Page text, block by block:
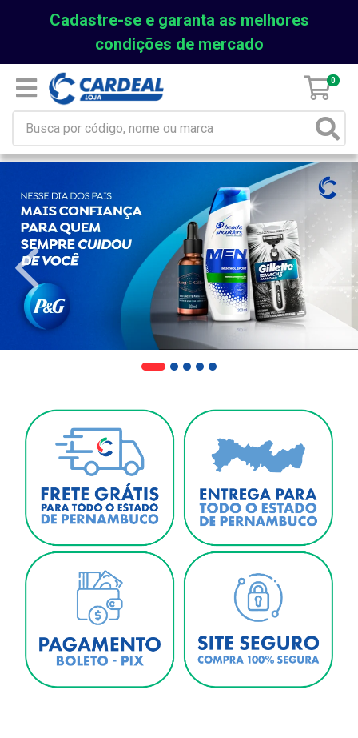
Cadastre-se e garanta as melhores
condições de mercado
0